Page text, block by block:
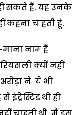
सकते हैं. यह उनके
कहना चाहती हूं.
माना नाम हैं
क्यों नहीं
ने ये भी
थी ही